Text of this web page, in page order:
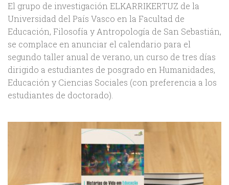
El grupo de investigación ELKARRIKERTUZ de la
Universidad del País Vasco en la Facultad de
Educación, Filosofía y Antropología de San Sebastián,
se complace en anunciar el calendario para el
segundo taller anual de verano, un curso de tres días
dirigido a estudiantes de posgrado en Humanidades,
Educación y Ciencias Sociales (con preferencia a los
estudiantes de doctorado).